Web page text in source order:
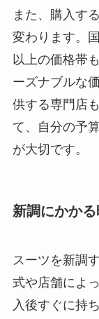
また、購入す
変わります。
以上の価格帯
ーズナブルな
供する専門店
て、自分の予
が大切です。
新調にかか
スーツを新調
式や店舗によ
入後すぐに持